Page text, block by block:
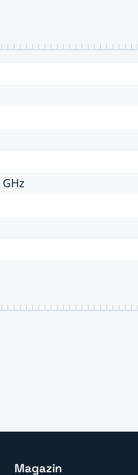
Magazin